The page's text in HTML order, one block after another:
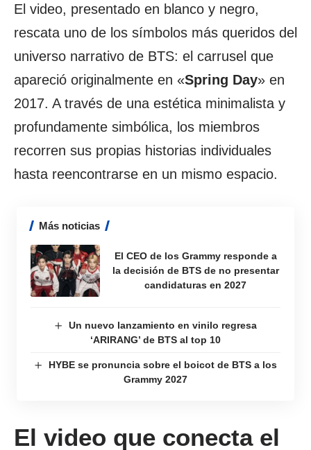
El video, presentado en blanco y negro,
rescata uno de los símbolos más queridos del
universo narrativo de BTS: el carrusel que
apareció originalmente en «Spring Day» en
2017. A través de una estética minimalista y
profundamente simbólica, los miembros
recorren sus propias historias individuales
hasta reencontrarse en un mismo espacio.
Más noticias
El CEO de los Grammy responde a
la decisión de BTS de no presentar
candidaturas en 2027
Un nuevo lanzamiento en vinilo regresa
‘ARIRANG’ de BTS al top 10
HYBE se pronuncia sobre el boicot de BTS a los
Grammy 2027
El video que conecta el